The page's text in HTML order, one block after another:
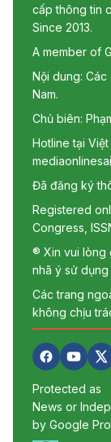
cấp thông tin
Since 2013.
A member of
Nội dung:
Nam.
Chủ biên:
Hotline tại
Đã đăng ký
Registered
Congress,
® Xin vui lòng
nhã ý sử
Các trang
không chịu
Protected as
News or
by Google